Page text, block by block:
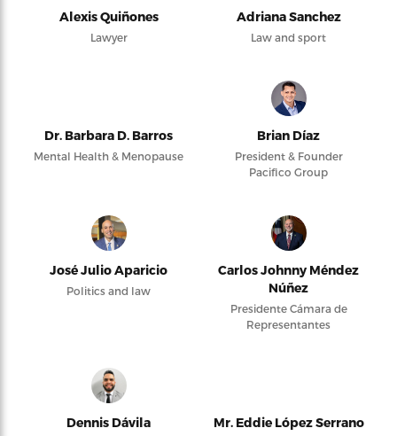
Alexis Quiñones
Lawyer
Adriana Sanchez
Law and sport
Dr. Barbara D. Barros
Mental Health & Menopause
Brian Díaz
President & Founder
Pacifico Group
José Julio Aparicio
Politics and law
Carlos Johnny Méndez
Núñez
Presidente Cámara de
Representantes
Dennis Dávila Mr. Eddie López Serrano